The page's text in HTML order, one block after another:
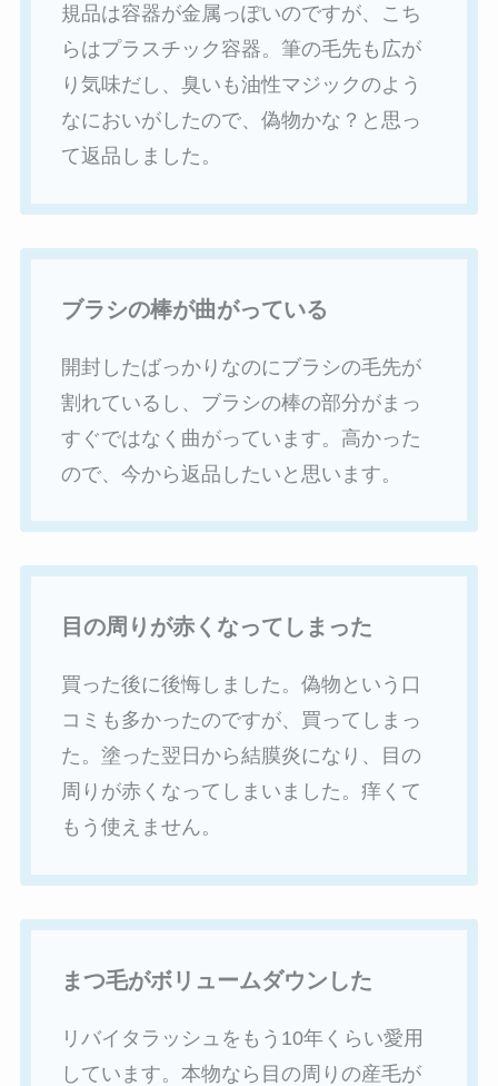
規品は容器が金属っぽいのですが、こち
らはプラスチック容器。筆の毛先も広が
り気味だし、臭いも油性マジックのよう
なにおいがしたので、偽物かな？と思っ
て返品しました。
ブラシの棒が曲がっている
開封したばっかりなのにブラシの毛先が
割れているし、ブラシの棒の部分がまっ
すぐではなく曲がっています。高かった
ので、今から返品したいと思います。
目の周りが赤くなってしまった
買った後に後悔しました。偽物という口
コミも多かったのですが、買ってしまっ
た。塗った翌日から結膜炎になり、目の
周りが赤くなってしまいました。痒くて
もう使えません。
まつ毛がボリュームダウンした
リバイタラッシュをもう10年くらい愛用
しています。本物なら目の周りの産毛が